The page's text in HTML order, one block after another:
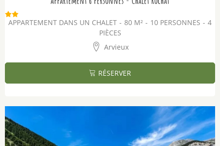
APPARTEMENT DANS UN CHALET 80 M² 10 PERSONNES
4
PIÈCES
Arvieux
RÉSERVER